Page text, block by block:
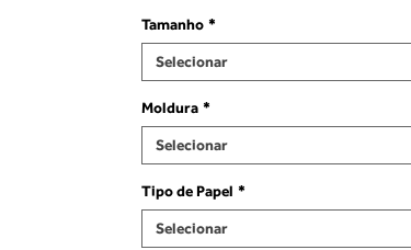
Tamanho *
Selecionar
Moldura *
Selecionar
Tipo de Papel *
Selecionar